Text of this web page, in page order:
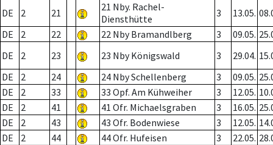
DE 2 21
21 Nby. Rachel-
Diensthütte
3 13.05.
DE
2 22 22 Nby Bramandlberg 3 09.05.
DE
2 23 23 Nby Königswald 3 29.04.
DE
2 24 24 Nby Schellenberg 3 09.05.
DE
2 33 33 Opf. Am Kühweiher 3 12.05.
DE
2 41 41 Ofr. Michaelsgraben 3 16.05.
DE
2 43 43 Ofr. Bodenwiese 3 12.05.
DE
2 44 44 Ofr. Hufeisen 3 22.05.